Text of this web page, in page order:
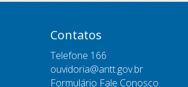
Contatos
Telefone 166
ouvidoria@antt.gov.br
Formulário Fale Conosco